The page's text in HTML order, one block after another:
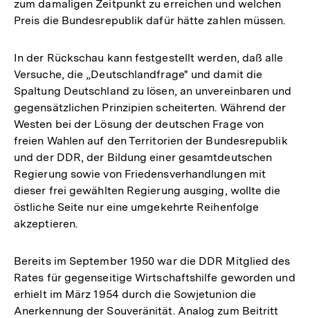
zum damaligen Zeitpunkt zu erreichen und welchen
Preis die Bundesrepublik dafür hätte zahlen müssen.
In der Rückschau kann festgestellt werden, daß alle
Versuche, die „Deutschlandfrage" und damit die
Spaltung Deutschland zu lösen, an unvereinbaren und
gegensätzlichen Prinzipien scheiterten. Während der
Westen bei der Lösung der deutschen Frage von
freien Wahlen auf den Territorien der Bundesrepublik
und der DDR, der Bildung einer gesamtdeutschen
Regierung sowie von Friedensverhandlungen mit
dieser frei gewählten Regierung ausging, wollte die
östliche Seite nur eine umgekehrte Reihenfolge
akzeptieren.
Bereits im September 1950 war die DDR Mitglied des
Rates für gegenseitige Wirtschaftshilfe geworden und
erhielt im März 1954 durch die Sowjetunion die
Anerkennung der Souveränität. Analog zum Beitritt